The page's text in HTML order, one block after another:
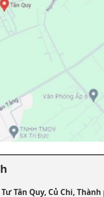
Tân Quy, Củ Chi,